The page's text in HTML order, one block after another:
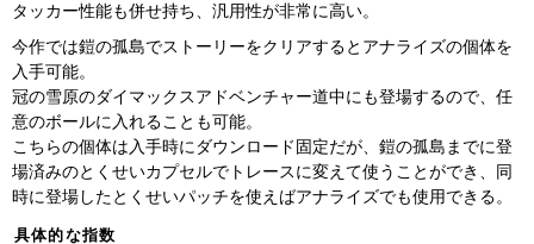
タッカー性能も併せ持ち、汎用性が非常に高い。
今作では鎧の孤島でストーリーをクリアするとアナライズの個体を
入手可能。
冠の雪原のダイマックスアドベンチャー道中にも登場するので、任
意のボールに入れることも可能。
こちらの個体は入手時にダウンロード固定だが、鎧の孤島までに登
場済みのとくせいカプセルでトレースに変えて使うことができ、同
時に登場したとくせいパッチを使えばアナライズでも使用できる。
具体的な指数